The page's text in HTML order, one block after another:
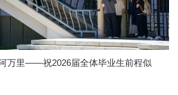
万里——祝2026届全体毕业生前程似